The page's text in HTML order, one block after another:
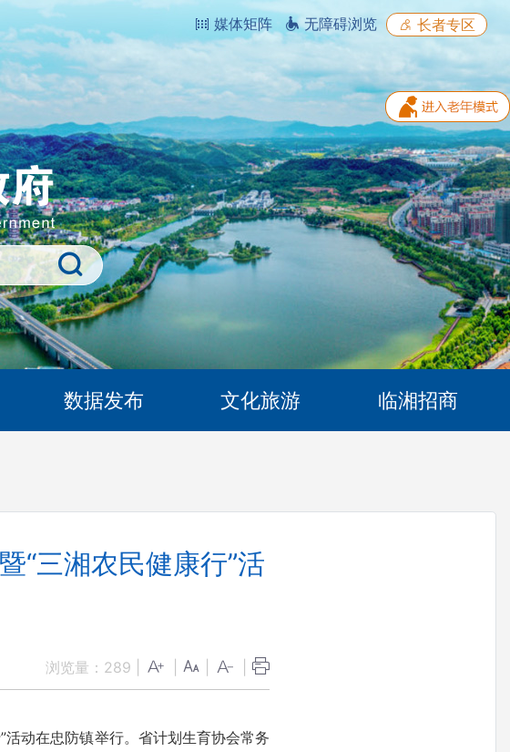
媒体矩阵 无障碍浏览 长者专区
数据发布 文化旅游 临湘招商
“三湘农民健康行”活
浏览量： 289
动在忠防镇举行。省计划生育协会常务